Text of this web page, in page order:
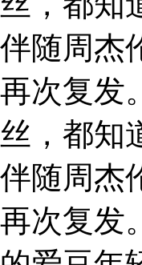
伴随周杰
再次复发
丝，都知
伴随周杰
再次复发